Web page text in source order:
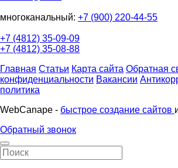
многоканальный: +7 (900) 220-44-55
+7 (4812) 35-09-09
+7 (4812) 35-08-88
Главная Статьи Карта сайта Обратная
конфиденциальности Вакансии
политика
WebCanape - быстрое создание сайтов
Обратный звонок